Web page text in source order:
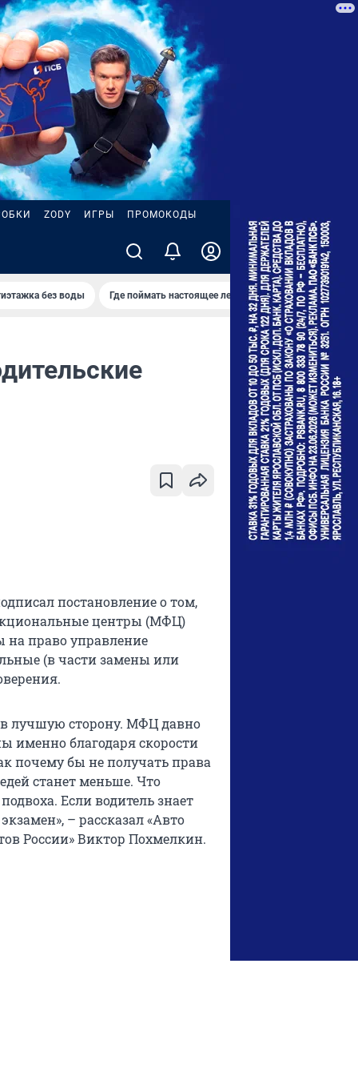
ZODY ИГРЫ ПРОМОКОДЫ
без воды Где поймать настоящее лето Изнанка жизни в
постановление о том,
центры (МФЦ)
на право управление
(в части замены или
в лучшую сторону. МФЦ давно
именно благодаря скорости
почему бы не получать права
станет меньше. Что
Если водитель знает
– рассказал «Авто
России» Виктор Похмелкин.